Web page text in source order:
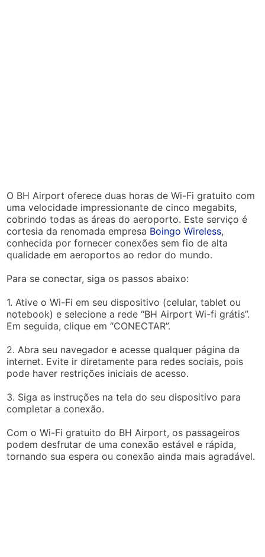
O BH Airport oferece duas horas de Wi-Fi gratuito com
uma velocidade impressionante de cinco megabits,
cobrindo todas as áreas do aeroporto. Este serviço é
cortesia da renomada empresa Boingo Wireless,
conhecida por fornecer conexões sem fio de alta
qualidade em aeroportos ao redor do mundo.
Para se conectar, siga os passos abaixo:
1. Ative o Wi-Fi em seu dispositivo (celular, tablet ou
notebook) e selecione a rede “BH Airport Wi-fi grátis”.
Em seguida, clique em “CONECTAR”.
2. Abra seu navegador e acesse qualquer página da
internet. Evite ir diretamente para redes sociais, pois
pode haver restrições iniciais de acesso.
3. Siga as instruções na tela do seu dispositivo para
completar a conexão.
Com o Wi-Fi gratuito do BH Airport, os passageiros
podem desfrutar de uma conexão estável e rápida,
tornando sua espera ou conexão ainda mais agradável.